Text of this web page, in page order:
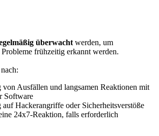
überwacht werden, um
Probleme frühzeitig erkannt werden.
Ausfällen und langsamen Reaktionen mit
Software
Hackerangriffe oder Sicherheitsverstöße
24x7-Reaktion, falls erforderlich